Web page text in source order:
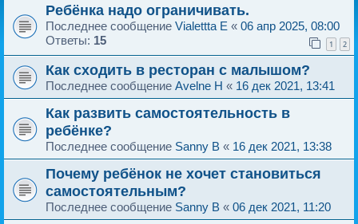
Ребёнка надо ограничивать.
Последнее сообщение Vialettta E « 06 апр 2025, 08:00
Ответы: 15 1 2
Как сходить в ресторан с малышом?
Последнее сообщение Avelne H « 16 дек 2021, 13:41
Как развить самостоятельность в
ребёнке?
Последнее сообщение Sanny B « 16 дек 2021, 13:38
Почему ребёнок не хочет становиться
самостоятельным?
Последнее сообщение Sanny B « 06 дек 2021, 11:20